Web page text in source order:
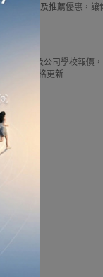
新款式及推薦優惠，
優惠以及公司學校報價，
新產品價格更新